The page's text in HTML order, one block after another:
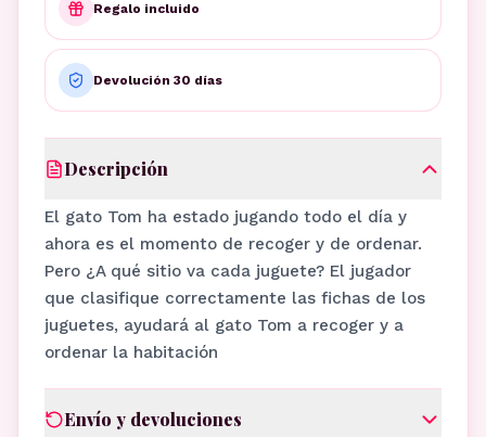
Regalo incluido
Devolución 30 días
Descripción
El gato Tom ha estado jugando todo el día y
ahora es el momento de recoger y de ordenar.
Pero ¿A qué sitio va cada juguete? El jugador
que clasifique correctamente las fichas de los
juguetes, ayudará al gato Tom a recoger y a
ordenar la habitación
Envío y devoluciones